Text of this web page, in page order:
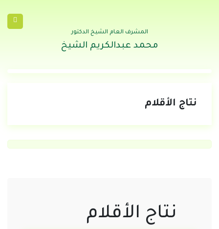
المشرف العام الشيخ الدكتور
محمد عبدالكريم الشيخ
نتاج الأقلام
نتاج الأقلام